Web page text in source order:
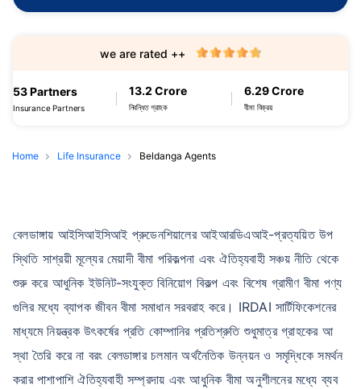
53 Partners
Insurance Partners
13.2 Crore
নিবন্ধিত গ্রাহক
6.29 Crore
বীমা বিক্রয়
we are rated ++
Home Life Insurance Beldanga Agents
বেলডাঙ্গায় আইসিআইসিআই প্রুডেনশিয়ালের আইআরডিএআই-প্রত্যয়িত উপ
স্থিতি সাশ্রয়ী মূল্যের মেয়াদী বীমা পরিকল্পনা এবং ঐতিহ্যবাহী সঞ্চয় নীতি থেকে
শুরু করে আধুনিক ইউনিট-সংযুক্ত বিনিয়োগ বিকল্প এবং বিশেষ গ্রামীণ বীমা পণ্য
গুলির মধ্যে ব্যাপক জীবন বীমা সমাধান সরবরাহ করে। IRDAI সার্টিফিকেশনের
মাধ্যমে নিয়ন্ত্রক উৎকর্ষের প্রতি কোম্পানির প্রতিশ্রুতি শুধুমাত্র গ্রাহকের আ
স্থা তৈরি করে না বরং বেলডাঙ্গার চলমান অর্থনৈতিক উন্নয়ন ও সমৃদ্ধিকে সমর্থন
করার পাশাপাশি ঐতিহ্যবাহী সম্প্রদায় এবং আধুনিক বীমা অনুশীলনের মধ্যে ব্যব